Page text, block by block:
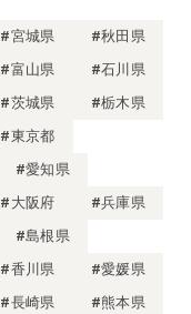
#宮城県
#秋田県
#富山県
#石川県
#茨城県
#栃木県
#東京都
#愛知県
#大阪府
#兵庫県
#島根県
#香川県
#愛媛県
#長崎県
#熊本県